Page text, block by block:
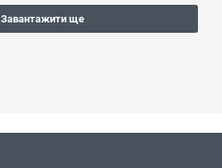
Завантажити ще